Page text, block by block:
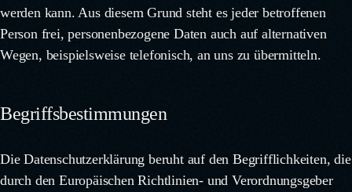
werden kann. Aus diesem Grund steht es jeder betroffenen
Person frei, personenbezogene Daten auch auf alternativen
Wegen, beispielsweise telefonisch, an uns zu übermitteln.
Begriffsbestimmungen
Die Datenschutzerklärung beruht auf den Begrifflichkeiten, die
durch den Europäischen Richtlinien- und Verordnungsgeber